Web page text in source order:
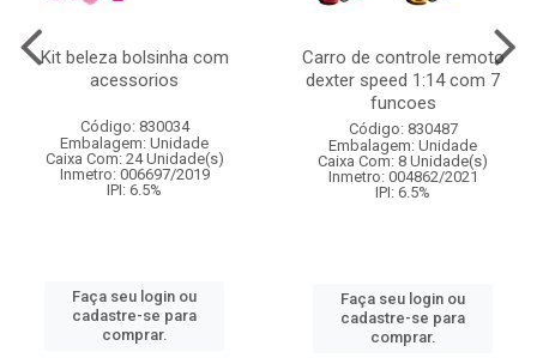
Kit beleza bolsinha com
acessorios
Código: 830034
Embalagem: Unidade
Caixa Com: 24 Unidade(s)
Inmetro: 006697/2019
IPI: 6.5%
Faça seu login ou
cadastre-se para
comprar.
Carro de controle remoto
dexter speed 1:14 com 7
funcoes
Código: 830487
Embalagem: Unidade
Caixa Com: 8 Unidade(s)
Inmetro: 004862/2021
IPI: 6.5%
Faça seu login ou
cadastre-se para
comprar.